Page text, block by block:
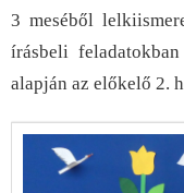
3 meséből
írásbeli
alapján az előkelő 2.